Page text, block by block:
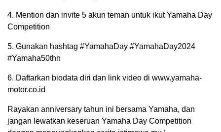
4. Mention dan invite 5 akun teman untuk ikut Yamaha Day
Competition
5. Gunakan hashtag #YamahaDay #YamahaDay2024
#Yamaha50thn
6. Daftarkan biodata diri dan link video di www.yamaha-
motor.co.id
Rayakan anniversary tahun ini bersama Yamaha, dan
jangan lewatkan keseruan Yamaha Day Competition